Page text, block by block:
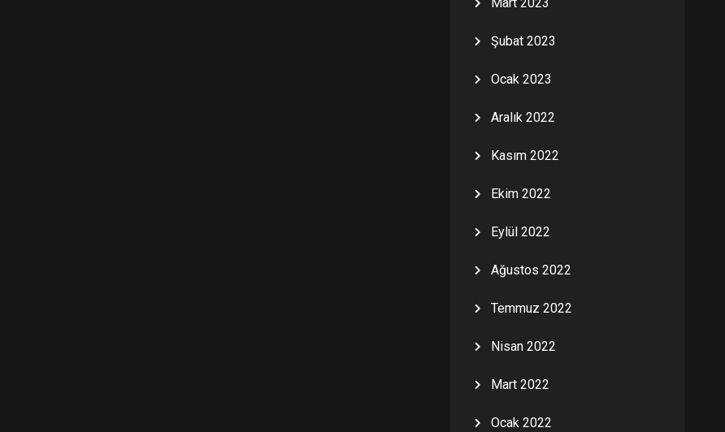
Şubat 2023
Ocak 2023
Aralık 2022
Kasım 2022
Ekim 2022
Eylül 2022
Ağustos 2022
Temmuz 2022
Nisan 2022
Mart 2022
Ocak 2022